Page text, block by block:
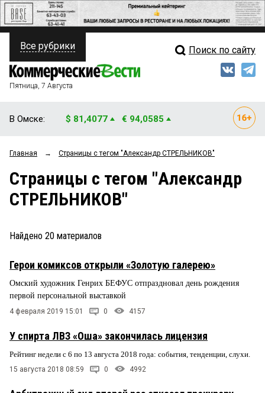
ПОЛИТИКА
ФИНАНСЫ
ОБЩЕСТВО
ЗАКОН
ПРОИСШЕСТВИЯ
СТИЛЬ ЖИЗНИ
Свежий выпуск
Мнения
Рейтинги
Все рубрики Поиск по сайту
Пятница, 7 Августа
В Омске: $ 81,4077 € 94,0585
Главная → Страницы c тегом "Александр СТРЕЛЬНИКОВ"
Страницы c тегом "Александр
СТРЕЛЬНИКОВ"
Найдено 20 материалов
Герои комиксов открыли «Золотую галерею»
Омский художник Генрих БЕФУС отпраздновал день рождения
первой персональной выставкой
4 февраля 2019 15:01 0 4157
У спирта ЛВЗ «Оша» закончилась лицензия
Рейтинг недели с 6 по 13 августа 2018 года: события, тенденции, слухи.
15 августа 2018 08:59 0 4992